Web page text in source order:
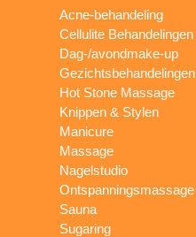
Acne-behandeling
Cellulite Behandelingen
Dag-/avondmake-up
Gezichtsbehandelingen
Hot Stone Massage
Knippen & Stylen
Manicure
Massage
Nagelstudio
Ontspanningsmassage
Sauna
Sugaring